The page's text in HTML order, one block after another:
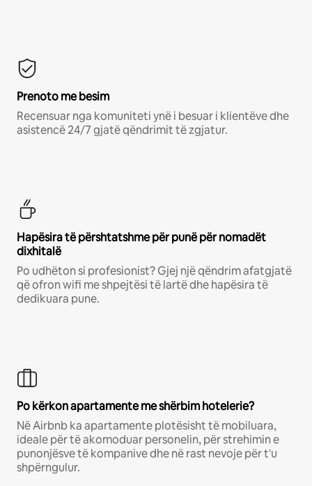
Prenoto me besim
Recensuar nga komuniteti ynë i besuar i klientëve dhe
asistencë 24/7 gjatë qëndrimit të zgjatur.
Hapësira të përshtatshme për punë për nomadët
dixhitalë
Po udhëton si profesionist? Gjej një qëndrim afatgjatë
që ofron wifi me shpejtësi të lartë dhe hapësira të
dedikuara pune.
Po kërkon apartamente me shërbim hotelerie?
Në Airbnb ka apartamente plotësisht të mobiluara,
ideale për të akomoduar personelin, për strehimin e
punonjësve të kompanive dhe në rast nevoje për t'u
shpërngulur.